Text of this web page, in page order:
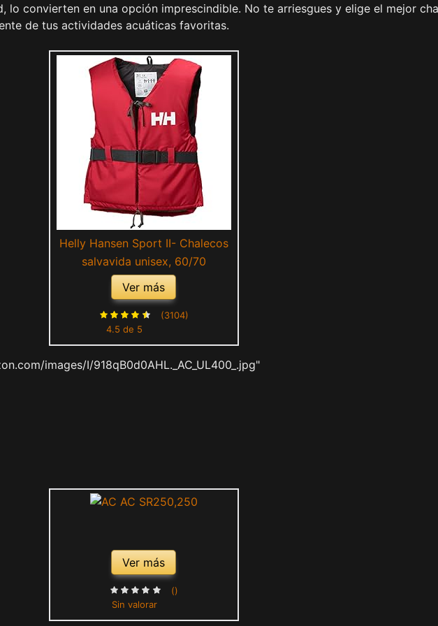
lo convierten en una opción imprescindible. No te arriesgues y elige el mejor
de tus actividades acuáticas favoritas.
Helly Hansen Sport II- Chalecos
salvavida unisex, 60/70
Ver más
4.5 de 5
(3104)
images/I/918qB0d0AHL._AC_UL400_.jpg"
Ver más
Sin valorar
()